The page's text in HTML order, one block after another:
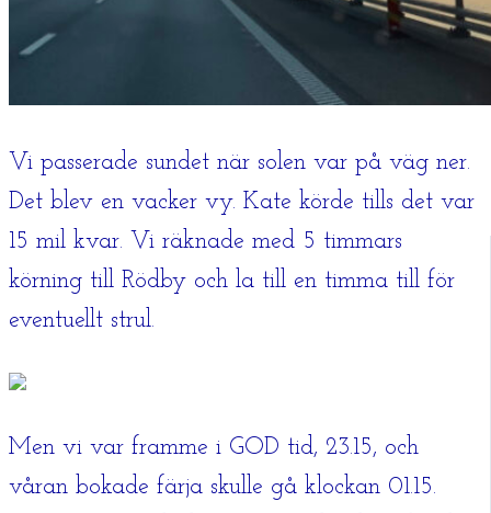
Vi passerade sundet när solen var på väg ner.
Det blev en vacker vy. Kate körde tills det var
15 mil kvar. Vi räknade med 5 timmars
körning till Rödby och la till en timma till för
eventuellt strul.
Men vi var framme i GOD tid, 23.15, och
våran bokade färja skulle gå klockan 01.15.